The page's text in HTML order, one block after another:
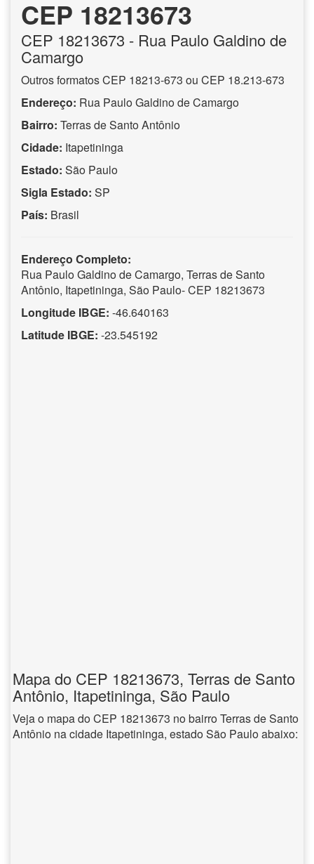
CEP 18213673
CEP 18213673 - Rua Paulo Galdino de
Camargo
Outros formatos CEP 18213-673 ou CEP 18.213-673
Endereço: Rua Paulo Galdino de Camargo
Bairro: Terras de Santo Antônio
Cidade: Itapetininga
Estado: São Paulo
Sigla Estado: SP
País: Brasil
Endereço Completo:
Rua Paulo Galdino de Camargo, Terras de Santo
Antônio, Itapetininga, São Paulo- CEP 18213673
Longitude IBGE: -46.640163
Latitude IBGE: -23.545192
Mapa do CEP 18213673, Terras de Santo
Antônio, Itapetininga, São Paulo
Veja o mapa do CEP 18213673 no bairro Terras de Santo
Antônio na cidade Itapetininga, estado São Paulo abaixo: